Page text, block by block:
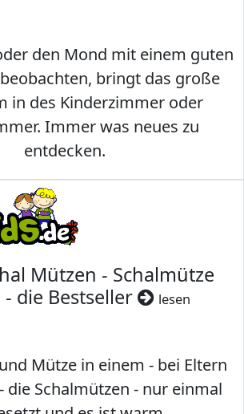
den Mond mit einem guten
bringt das große
in des Kinderzimmer oder
Immer was neues zu
entdecken.
Mützen - Schalmütze
die Bestseller
lesen
Mütze in einem - bei Eltern
die Schalmützen - nur einmal